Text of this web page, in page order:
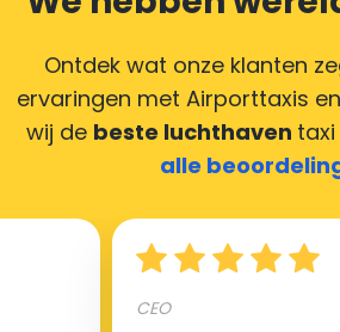
Deze situatie is vrij gebruikelijk in
creditcards. Geen probleem! U
maken door uw feedback achter
zorgen ervoor dat uw chauffeur
Hoeveel kost een luchthaven
Ontdek wat onze klanten
ervaringen met Airporttaxis
wij de beste luchthaven taxi
alle
CEO